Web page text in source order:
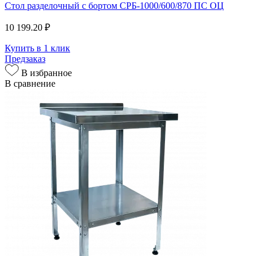
Стол разделочный с бортом СРБ-1000/600/870 ПС ОЦ
10 199.20 ₽
Купить в 1 клик
Предзаказ
В избранное
В сравнение